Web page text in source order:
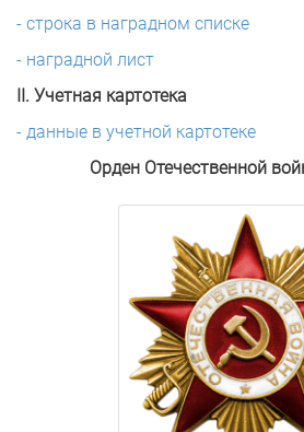
- строка в наградном списке
- наградной лист
II. Учетная картотека
- данные в учетной картотеке
Орден Отечественной